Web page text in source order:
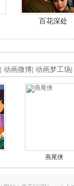
百花深处
动画微博 动画梦工场
燕尾侠